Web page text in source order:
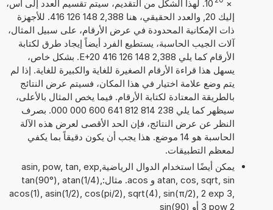
×
10. لهذا الشكل من التقديم، سيتم تقسيم العدد إلى أس،
إليك 20, والعدد الحقيقي، هنا 2,388 148 126 416. للأجهزة
ذات الإمكانية المحدودة في عرض الأرقام، على سبيل المثال،
آلات الجيب الحاسبة، يستطيع الفرد أيضاً إيجاد طرق لكتابة
الأرقام كما يلي 2,388 148 126 416 E+20. بشكل خاص،
يسهل هذا قراءة الأرقام الصغيرة للغاية والكبيرة للغاية. إذا لم
يتم وضع علامة اختيار في هذا المكان، فسيتم عرض النتائج
بالطريقة المعتادة لكتابة الأرقام. فيما يخص المثال بالأعلى،
سيظهر كما يلي 238 814 812 641 600 000 000. بصرف
النظر عن عرض النتائج، فإن الحد الأقصى لعرض هذه الآلة
الحاسبة هو 14 موضع. هذا يجب أن يكون دقيقاً بما يكفي
لمعظم التطبيقات.
يمكن أيضًا استخدام الدوال الرياضيةasin, pow, tan, exp,
atan, cos, sqrt, sin و acos. مثال:tan(90°), atan(1/4),
acos(1), asin(1/2), cos(pi/2), sqrt(4), sin(π/2), 2 exp 3,
3 pow 2 أو sin(90)